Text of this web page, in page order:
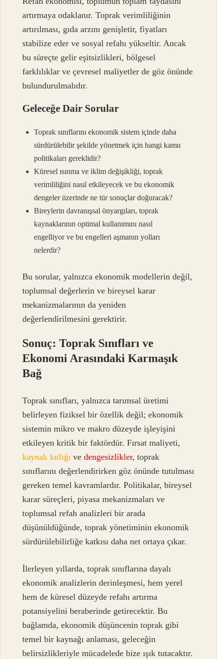
artırmaya odaklanır. Toprak verimliliğinin
artırılması, gıda arzını genişletir, fiyatları
stabilize eder ve sosyal refahı yükseltir. Ancak
bu süreçte gelir eşitsizlikleri, bölgesel
farklılıklar ve çevresel maliyetler de göz önünde
bulundurulmalıdır.
Geleceğe Dair Sorular
Toprak sınıflarını ekonomik sistem içinde daha
sürdürülebilir şekilde yönetmek için hangi kamu
politikaları gereklidir?
Küresel ısınma ve iklim değişikliği, toprak
verimliliğini nasıl etkileyecek ve bu ekonomik
dengeler üzerinde ne tür sonuçlar doğuracak?
Bireylerin davranışsal önyargıları, toprak
kaynaklarının optimal kullanımını nasıl
engelliyor ve bu engelleri aşmanın yolları
nelerdir?
Bu sorular, yalnızca ekonomik modellerin değil,
toplumsal değerlerin ve bireysel karar
mekanizmalarının da yeniden
değerlendirilmesini gerektirir.
Sonuç: Toprak Sınıfları ve
Ekonomi Arasındaki Karmaşık
Bağ
Toprak sınıfları, yalnızca tarımsal üretimi
belirleyen fiziksel bir özellik değil; ekonomik
sistemin mikro ve makro düzeyde işleyişini
etkileyen kritik bir faktördür. Fırsat maliyeti,
kaynak kıtlığı vedengesizlikler, toprak
sınıflarını değerlendirirken göz önünde tutulması
gereken temel kavramlardır. Politikalar, bireysel
karar süreçleri, piyasa mekanizmaları ve
toplumsal refah analizleri bir arada
düşünüldüğünde, toprak yönetiminin ekonomik
sürdürülebilirliğe katkısı daha net ortaya çıkar.
İlerleyen yıllarda, toprak sınıflarına dayalı
ekonomik analizlerin derinleşmesi, hem yerel
hem de küresel düzeyde refahı artırma
potansiyelini beraberinde getirecektir. Bu
bağlamda, ekonomik düşüncenin toprak gibi
temel bir kaynağı anlaması, geleceğin
belirsizlikleriyle mücadelede bize ışık tutacaktır.